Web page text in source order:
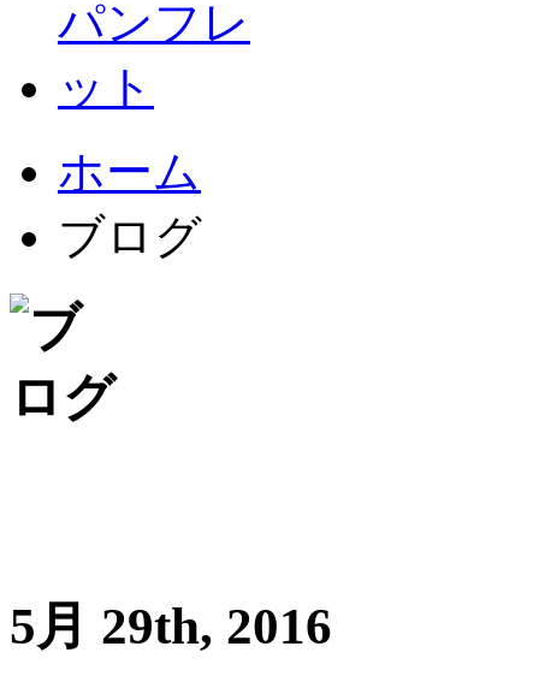
ホーム
ブログ
5月 29th, 2016